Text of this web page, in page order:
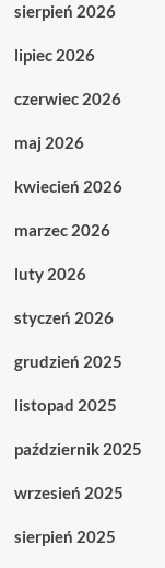
sierpień 2026
lipiec 2026
czerwiec 2026
maj 2026
kwiecień 2026
marzec 2026
luty 2026
styczeń 2026
grudzień 2025
listopad 2025
październik 2025
wrzesień 2025
sierpień 2025